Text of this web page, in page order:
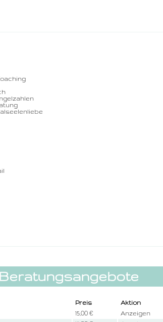
Preis
Aktion
15,00 €
Anzeigen